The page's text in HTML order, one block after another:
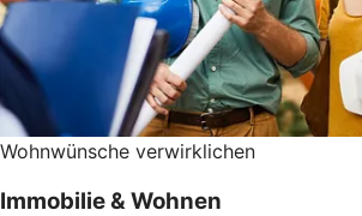
Wohnwünsche verwirklichen
Immobilie & Wohnen